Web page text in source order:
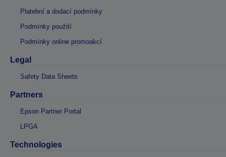
Platební a dodací podmínky
Podmínky použití
Podmínky online promoakcí
Legal
Safety Data Sheets
Partners
Epson Partner Portal
LPGA
Technologies